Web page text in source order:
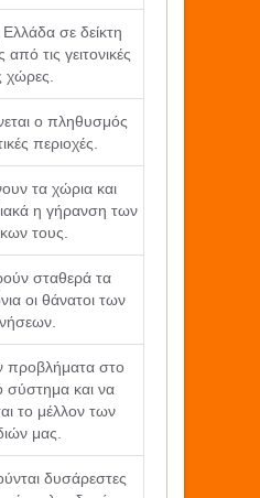
σε δείκτη
από τις γειτονικές
χώρες.
ο πληθυσμός
περιοχές.
τα χώρια και
η γήρανση των
τους.
σταθερά τα
οι θάνατοι των
προβλήματα στο
σύστημα και να
το μέλλον των
μας.
δυσάρεστες